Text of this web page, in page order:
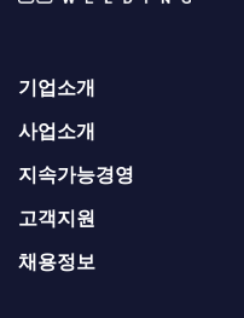
기업소개
사업소개
지속가능경영
고객지원
채용정보